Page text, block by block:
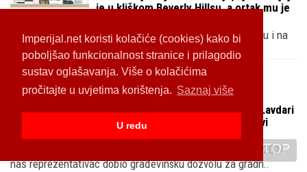
Imperijal.net koristi kolačiće (cookies) kako bi
poboljšao funkcionalnost stranice i prilagodio
sustav oglašavanja. Više o kolačićima
pročitajte u uvjetima korištenja. Saznaj više
U redu
03.07.2026
KAKAV MAHER
Tvrtka Vatrenog Nikole Vlašića gradi
rezidencije diljem Dalmacije, sjedište joj
je u kliškom Beverly Hillsu, a ortak mu je
brat
Uoči susreta Hrvatske i Portugala oči nacije usmjerene su i na
Nikolu Vlašića koji je već postigao gol protiv Gane i t..
02.07.2026
VATRENA HOBOTNICA
TOP